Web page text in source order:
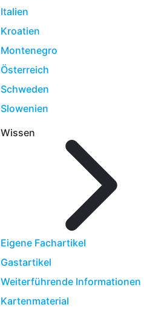
Italien
Kroatien
Montenegro
Österreich
Schweden
Slowenien
Wissen
Eigene Fachartikel
Gastartikel
Weiterführende Informationen
Kartenmaterial